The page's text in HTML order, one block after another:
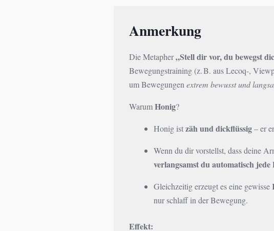
Anmerkung
Die Metapher„Stell dir vor, du bewegst
Bewegungstraining (z. B. aus Lecoq-,
um Bewegungen extrem bewusst und
WarumHonig?
Honig istzäh und dickflüssig– er
Wenn du dir vorstellst, dass deine
verlangsamst du automatisch jede
Gleichzeitig erzeugt es eine gewisse
nur schlaff in der Bewegung.
Effekt: